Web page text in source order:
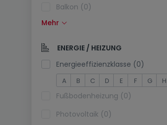
Balkon (0)
Schwimmbecken (0)
Südlage (0)
Stromanschluss am Parkplatz (0)
Mehr
ENERGIE / HEIZUNG
Energieeffizienzklasse (0)
A B C D E F G H
Fußbodenheizung (0)
Photovoltaik (0)